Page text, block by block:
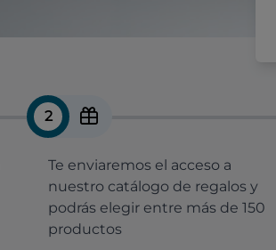
2
Te enviaremos el acceso a
nuestro catálogo de regalos y
podrás elegir entre más de 150
productos